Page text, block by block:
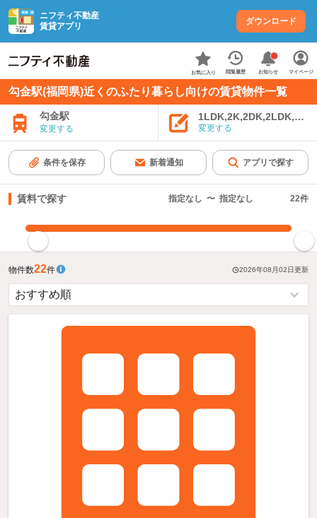
ニフティ不動産
賃貸アプリ
ダウンロード
お気に入り 閲覧履歴 お知らせ マイページ
勾金駅(福岡県)近くのふたり暮らし向けの賃貸物件一覧
勾金駅
変更する 変更する
条件を保存 新着通知 アプリで探す
賃料で探す 指定なし 〜 指定なし 22件
物件数22件 2026年08月02日更新